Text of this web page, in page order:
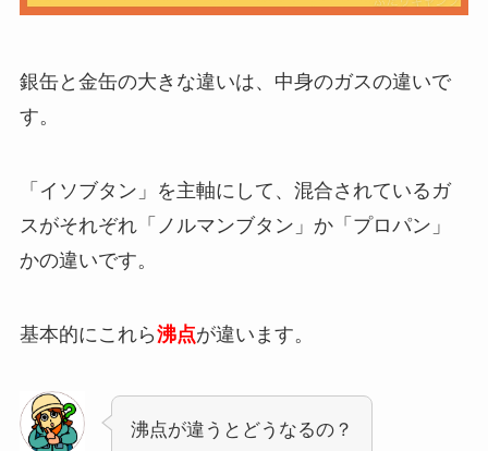
銀缶と金缶の大きな違いは、中身のガスの違いで
す。
「イソブタン」を主軸にして、混合されているガ
スがそれぞれ「ノルマンブタン」か「プロパン」
かの違いです。
基本的にこれら沸点が違います。
沸点が違うとどうなるの？